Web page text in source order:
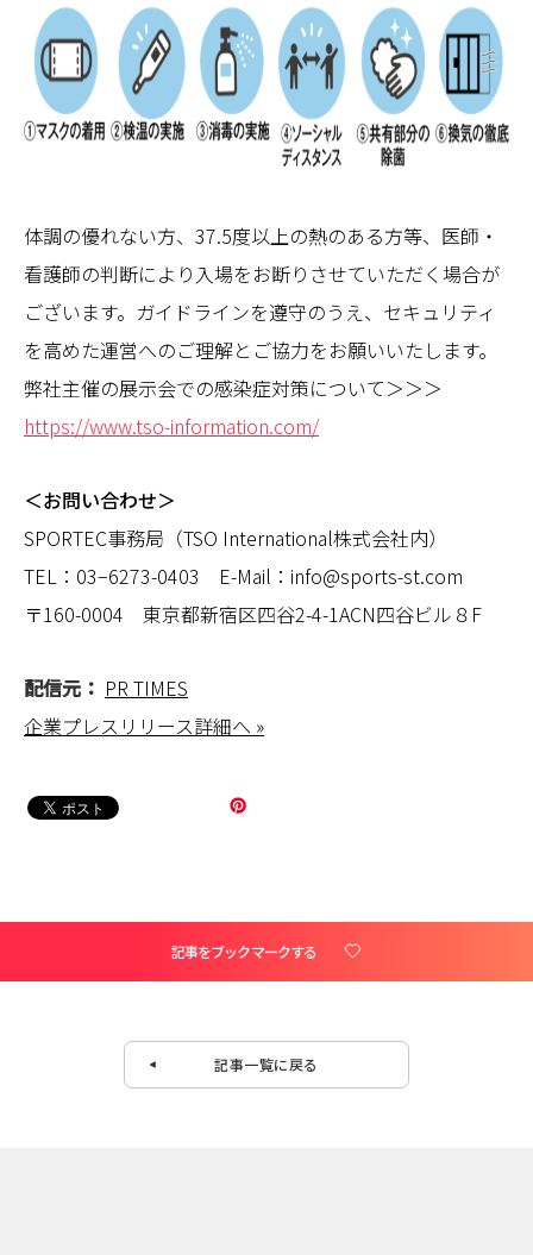
体調の優れない方、37.5度以上の熱のある方等、医師・
看護師の判断により入場をお断りさせていただく場合が
ございます。ガイドラインを遵守のうえ、セキュリティ
を高めた運営へのご理解とご協力をお願いいたします。
弊社主催の展示会での感染症対策について＞＞＞
https://www.tso-information.com/
＜お問い合わせ＞
SPORTEC事務局（TSO International株式会社内）
TEL：03−6273-0403 E-Mail：info@sports-st.com
〒160-0004 東京都新宿区四谷2-4-1ACN四谷ビル８F
配信元： PR TIMES
企業プレスリリース詳細へ »
記事をブックマークする
記事一覧に戻る